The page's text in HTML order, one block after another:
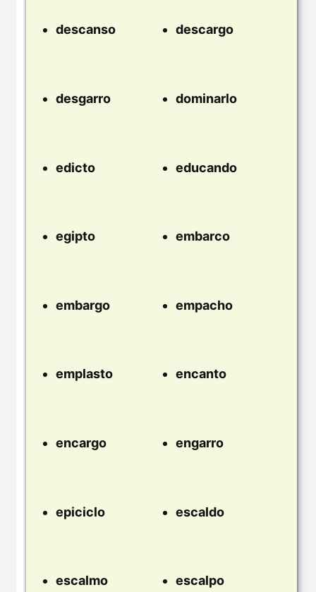
descanso descargo
desgarro dominarlo
edicto educando
egipto embarco
embargo empacho
emplasto encanto
encargo engarro
epiciclo escaldo
escalmo escalpo